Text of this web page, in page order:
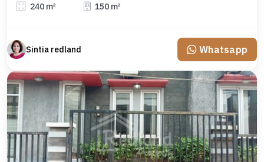
240 m² 150 m²
Sintia redland Whatsapp